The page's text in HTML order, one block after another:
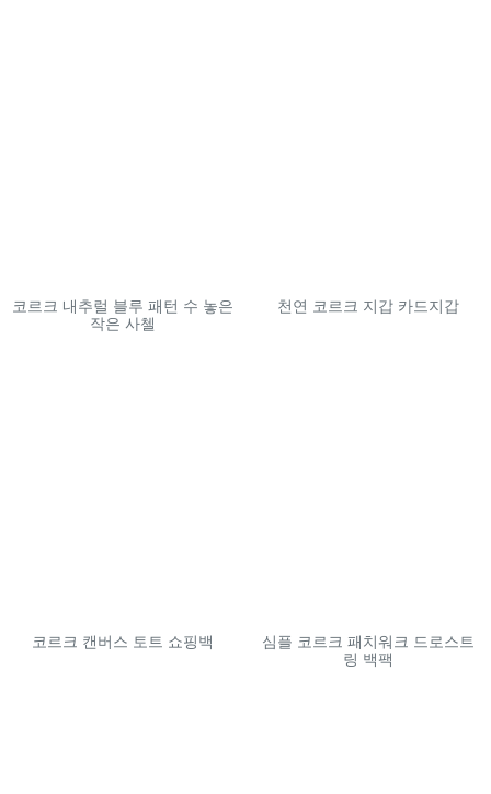
코르크 내추럴 블루 패턴 수 놓은
작은 사첼
천연 코르크 지갑 카드지갑
코르크 캔버스 토트 쇼핑백
심플 코르크 패치워크 드로스트
링 백팩